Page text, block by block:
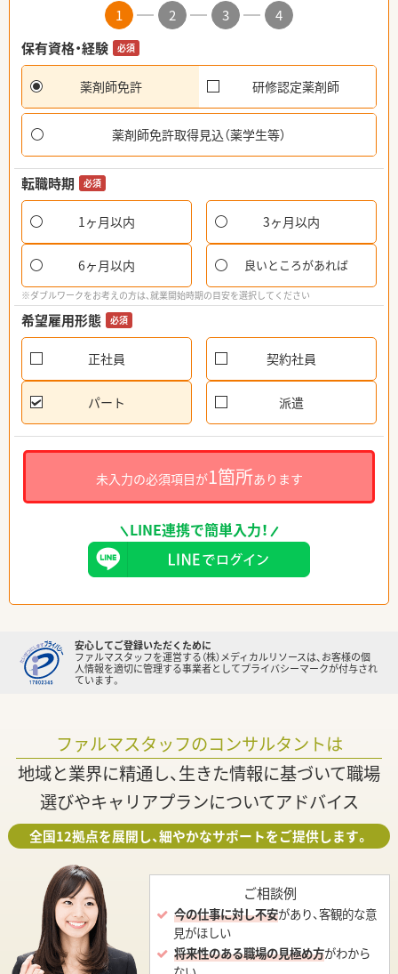
1 2 3
4
保有資格・経験
必須
薬剤師免許 研修認定薬剤師
薬剤師免許取得見込（薬学生等）
転職時期 必須
1ヶ月以内 3ヶ月以内
6ヶ月以内 良いところがあれば
※ダブルワークをお考えの方は、就業開始時期の目安を選択してください
希望雇用形態 必須
正社員 契約社員
パート 派遣
未入力の必須項目が1箇所あります
LINE連携で簡単入力！
安心してご登録いただくために
ファルマスタッフを運営する（株）メディカルリソースは、お客様の個
人情報を適切に管理する事業者としてプライバシーマークが付与され
ています。
ファルマスタッフのコンサルタントは
地域と業界に精通し、生きた情報に基づいて職場
選びやキャリアプランについてアドバイス
全国12拠点を展開し、細やかなサポートをご提供します。
ご相談例
今の仕事に対し不安があり、客観的な意
見がほしい
将来性のある職場の見極め方がわから